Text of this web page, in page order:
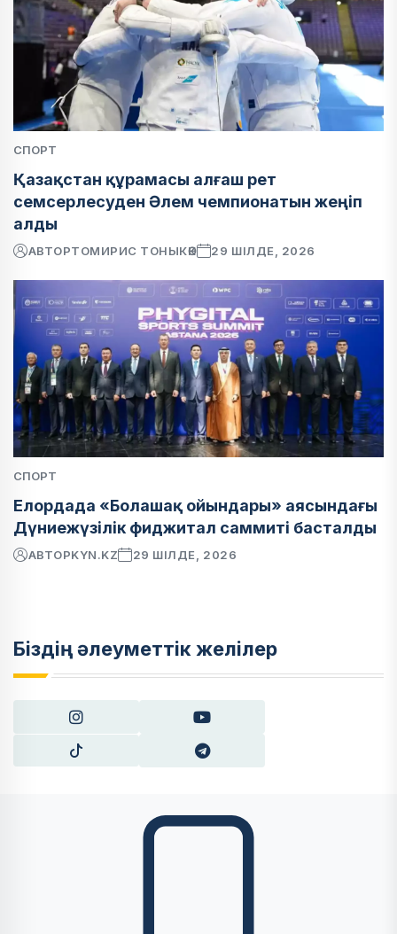
СПОРТ
Қазақстан құрамасы алғаш рет
семсерлесуден Әлем чемпионатын жеңіп
алды
АВТОРТОМИРИС ТОНЫКӨК 29 ШІЛДЕ, 2026
СПОРТ
Елордада «Болашақ ойындары» аясындағы
Дүниежүзілік фиджитал саммиті басталды
АВТОРKYN.KZ 29 ШІЛДЕ, 2026
Біздің әлеуметтік желілер